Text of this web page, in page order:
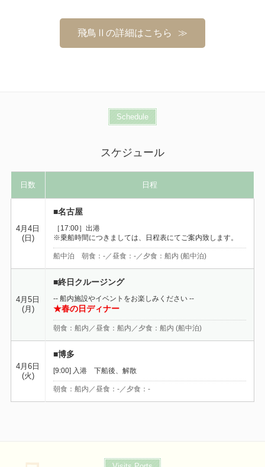
飛鳥Ⅱの詳細はこちら
Schedule
スケジュール
日数 日程
4月4日
(日)
■名古屋
［17:00］出港
※乗船時間につきましては、日程表にてご案内致します。
船中泊 朝食：-／昼食：-／夕食：船内 (船中泊)
4月5日
(月)
■終日クルージング
-- 船内施設やイベントをお楽しみください --
★春の日ディナー
朝食：船内／昼食：船内／夕食：船内 (船中泊)
4月6日
(火)
■博多
[9:00] 入港 下船後、解散
朝食：船内／昼食：-／夕食：-